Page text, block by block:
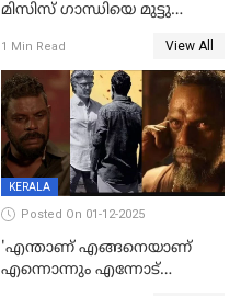
മിസിസ് ഗാന്ധിയെ മുട്ടു
അഹമ്മദ് അലിയായെത്തും
1 Min Read View All
KERALA
Posted On 01-12-2025
'എന്താണ് എങ്ങനെയാണ്
എന്നൊന്നും എന്നോട്